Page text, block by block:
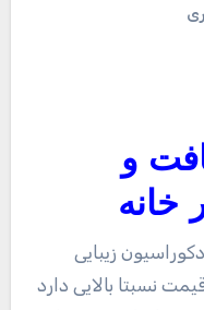
و
نسبتا بالایی دارد